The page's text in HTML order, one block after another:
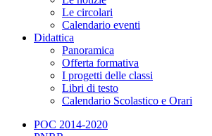
Le circolari
Calendario eventi
Didattica
Panoramica
Offerta formativa
I progetti delle classi
Libri di testo
Calendario Scolastico e Orari
POC 2014-2020